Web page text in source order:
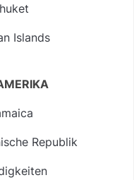
Islands
Republik